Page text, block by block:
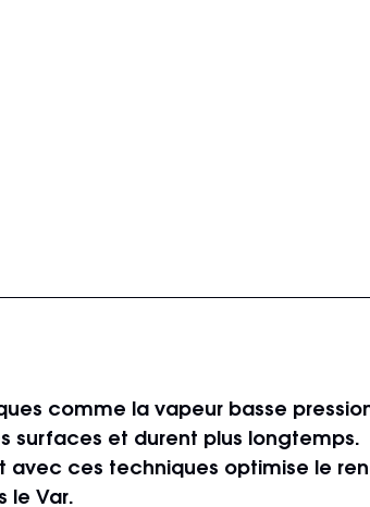
comme la vapeur basse
surfaces et durent plus longtemps.
avec ces techniques optimise le
le Var.